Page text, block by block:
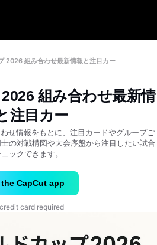
2.5
ネレーター
ネレーター
エディター
テンプレート
ト
プレート
ート
ナープログラム
2026 組み合わせ最新情報と注目カー
組み合わせ最新情
注目カー
せ情報をもとに、注目カードやグループご
の対戦構図や大会序盤から注目したい試合
ックできます。
CapCut app
card required